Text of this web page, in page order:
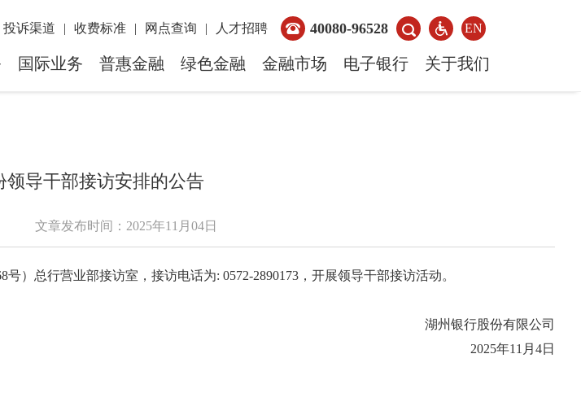
投诉渠道 | 收费标准 | 网点查询 | 人才招聘 40080-96528 EN
国际业务 普惠金融 绿色金融 金融市场 电子银行 关于我们
领导干部接访安排的公告
文章发布时间：2025年11月04日
号）总行营业部接访室 ，接访电话为: 0572-2890173，开展领导干部接访活动。
湖州银行股份有限公司
2025年11月 4日